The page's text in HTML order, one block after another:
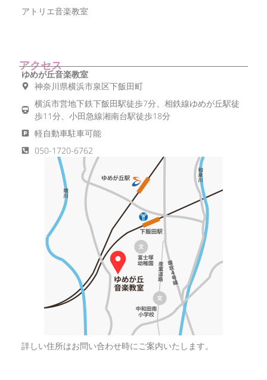
アトリエ音楽教室
アクセス
ゆめが丘音楽教室
神奈川県横浜市泉区下飯田町
横浜市営地下鉄下飯田駅徒歩7分、相鉄線ゆめが丘駅徒
歩11分、小田急線湘南台駅徒歩18分
軽自動車駐車可能
050-1720-6762
詳しい住所はお問い合わせ時にご案内いたします。